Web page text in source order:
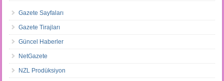
Gazete Sayfaları
Gazete Tirajları
Güncel Haberler
NetGazete
NZL Prodüksiyon